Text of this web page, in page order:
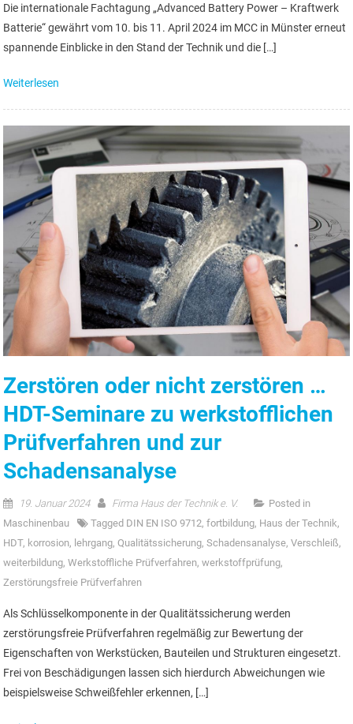
Die internationale Fachtagung „Advanced Battery Power – Kraftwerk
Batterie“ gewährt vom 10. bis 11. April 2024 im MCC in Münster erneut
spannende Einblicke in den Stand der Technik und die […]
Weiterlesen
Zerstören oder nicht zerstören …
HDT-Seminare zu werkstofflichen
Prüfverfahren und zur
Schadensanalyse
19. Januar 2024 Firma Haus der Technik e. V.
Posted in
Maschinenbau
Tagged DIN EN ISO 9712,fortbildung, Haus der Technik,
HDT, korrosion, lehrgang,Qualitätssicherung,Schadensanalyse,Verschleiß,
weiterbildung,Werkstoffliche Prüfverfahren,werkstoffprüfung,
Zerstörungsfreie Prüfverfahren
Als Schlüsselkomponente in der Qualitätssicherung werden
zerstörungsfreie Prüfverfahren regelmäßig zur Bewertung der
Eigenschaften von Werkstücken, Bauteilen und Strukturen eingesetzt.
Frei von Beschädigungen lassen sich hierdurch Abweichungen wie
beispielsweise Schweißfehler erkennen, […]